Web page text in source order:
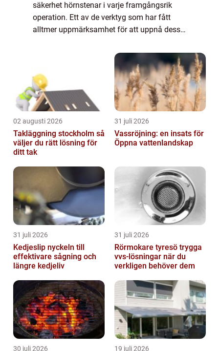
säkerhet hörnstenar i varje framgångsrik
operation. Ett av de verktyg som har fått
alltmer uppmärksamhet för att uppnå dessa
02 augusti 2026
Takläggning stockholm så
väljer du rätt lösning för
ditt tak
31 juli 2026
Vassröjning: en insats för
Öppna vattenlandskap
31 juli 2026
Kedjeslip nyckeln till
effektivare sågning och
längre kedjeliv
31 juli 2026
Rörmokare tyresö trygga
vvs-lösningar när du
verkligen behöver dem
30 juli 2026 19 juli 2026